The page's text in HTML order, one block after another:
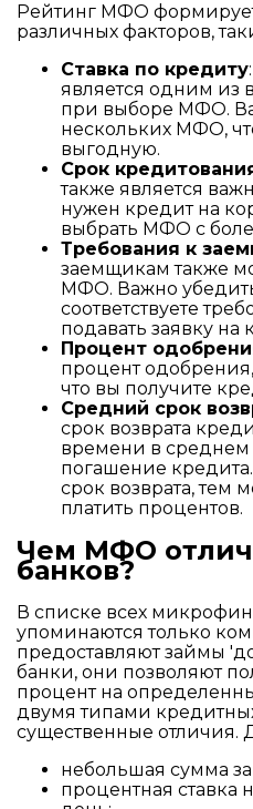
Рейтинг МФО
различных факторов,
Ставка по кредиту
является одним из
при выборе МФО.
нескольких МФО,
выгодную.
Срок
также является
нужен кредит на
выбрать МФО с
Требования к
заемщикам также
МФО. Важно
соответствуете
подавать заявку на
Процент
процент
что вы получите
Средний срок
срок возврата
времени в среднем
погашение
срок возврата, тем
платить процентов.
Чем МФО
банков?
В списке всех
упоминаются только
предоставляют займы
банки, они позволяют
процент на
двумя типами
существенные отличия.
небольшая сумма
процентная ставка